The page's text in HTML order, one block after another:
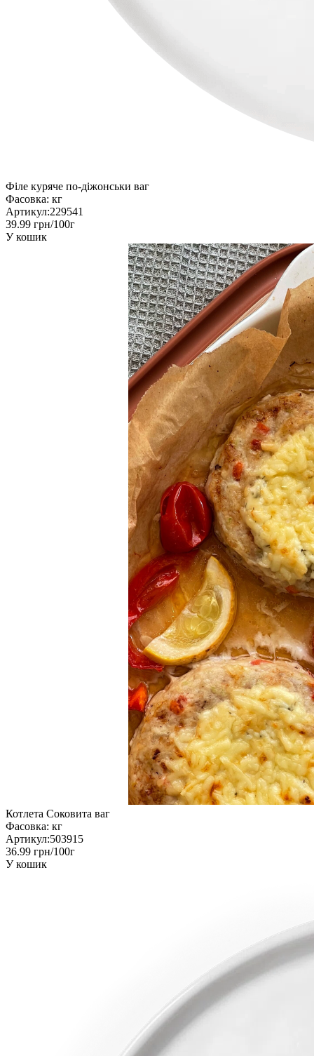
Філе куряче по-діжонськи ваг
Фасовка: кг
Артикул:229541
39.99 грн/100г
У кошик
Котлета Соковита ваг
Фасовка: кг
Артикул:503915
36.99 грн/100г
У кошик